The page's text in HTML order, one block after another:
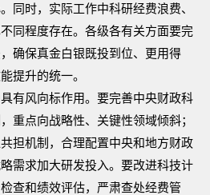
同时，实际工作中科研经费浪费、
同程度存在。各级各有关方面要完
确保真金白银既投到位、更用得
提升的统一。
有风向标作用。要完善中央财政科
重点向战略性、关键性领域倾斜；
担机制，合理配置中央和地方财政
需求加大研发投入。要改进科技计
查和绩效评估，严肃查处经费管